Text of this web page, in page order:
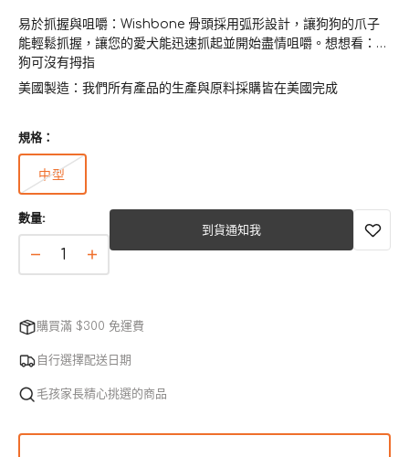
易於抓握與咀嚼：Wishbone 骨頭採用弧形設計，讓狗狗的爪子
能輕鬆抓握，讓您的愛犬能迅速抓起並開始盡情咀嚼。想想看：狗
狗可沒有拇指
美國製造：我們所有產品的生產與原料採購皆在美國完成
規格：
中型
版
售
完
或
法
使
用
數量:
Puppy
叉
肉
Puppy
叉
肉
到貨通知我
購買滿 $300 免運費
自行選擇配送日期
毛孩家長精心挑選的商品